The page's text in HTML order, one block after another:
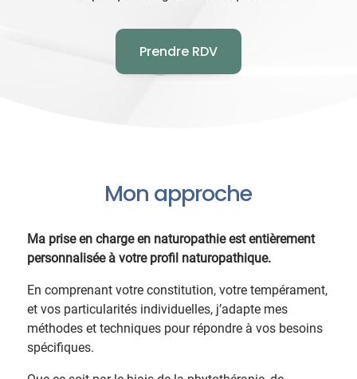
Prendre RDV
Mon approche
Ma prise en charge en naturopathie est entièrement
personnalisée à votre profil naturopathique.
En comprenant votre constitution, votre tempérament,
et vos particularités individuelles, j’adapte mes
méthodes et techniques pour répondre à vos besoins
spécifiques.